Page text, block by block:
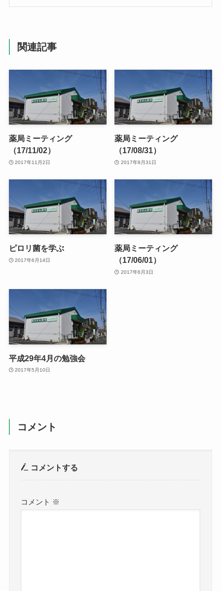
関連記事
薬局ミーティング
（17/11/02）
2017年11月2日
薬局ミーティング
（17/08/31）
2017年8月31日
ピロリ菌を学ぶ
2017年6月14日
薬局ミーティング
（17/06/01）
2017年6月3日
平成29年4月の勉強会
2017年5月10日
コメント
コメントする
コメント ※